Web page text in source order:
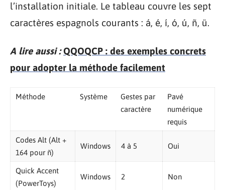
l’installation initiale. Le tableau couvre les sept
caractères espagnols courants : á, é, í, ó, ú, ñ, ü.
A lire aussi : QQOQCP : des exemples concrets
pour adopter la méthode facilement
Méthode Système
Gestes par
caractère
Pavé
numérique
requis
Codes Alt (Alt +
164 pour ñ)
Windows 4 à 5 Oui
Quick Accent
(PowerToys)
Windows 2 Non